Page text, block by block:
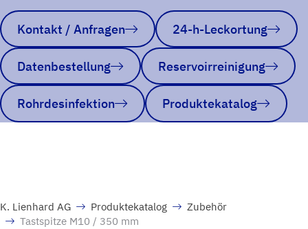
Kontakt / Anfragen 24-h-Leckortung
Datenbestellung Reservoirreinigung
Rohrdesinfektion Produktekatalog
K. Lienhard AG Produktekatalog
Zubehör
Tastspitze M10 / 350 mm